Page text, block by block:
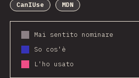
CanIUse
MDN
Mai sentito nominare
So cos'è
L'ho usato